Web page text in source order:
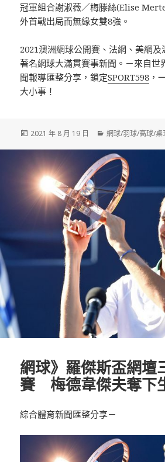
冠軍組合謝淑薇／梅滕絲(Elise
外首戰出局而無緣女雙8強。
2021澳洲網球公開賽、法網、美網及
著名網球大滿貫賽事新聞。－來自世
聞報導匯整分享，鎖定SPORT598 ，
大小事！
發
期:
2021 年 8 月 19 日
分
網球/羽球/高球/桌
網球》羅傑斯盃網壇
賽 梅德韋傑夫奪下
綜合體育新聞匯整分享－